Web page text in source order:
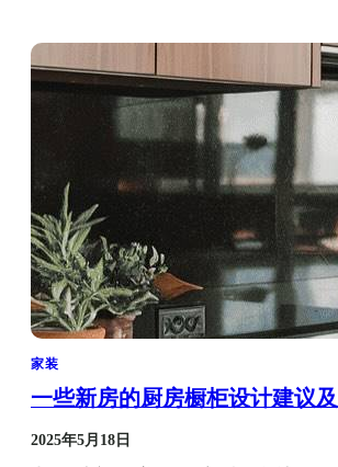
家装
一些新房的厨房橱柜设计建议
2025年5月18日